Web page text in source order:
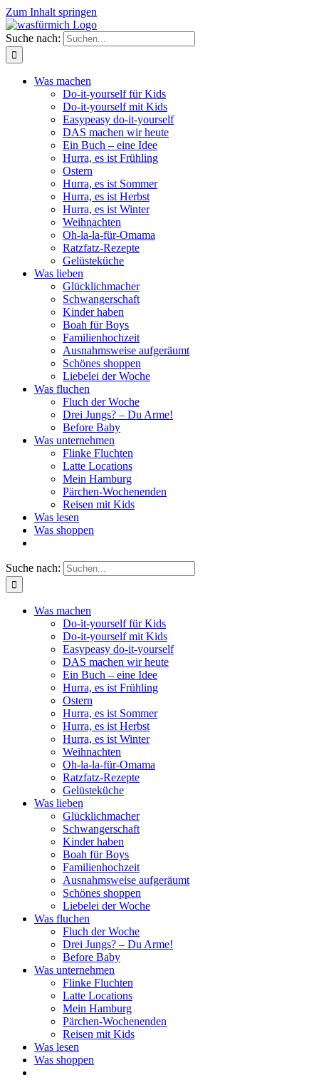
Zum Inhalt springen
Suche nach:
Was machen
Do-it-yourself für Kids
Do-it-yourself mit Kids
Easypeasy do-it-yourself
DAS machen wir heute
Ein Buch – eine Idee
Hurra, es ist Frühling
Ostern
Hurra, es ist Sommer
Hurra, es ist Herbst
Hurra, es ist Winter
Weihnachten
Oh-la-la-für-Omama
Ratzfatz-Rezepte
Gelüsteküche
Was lieben
Glücklichmacher
Schwangerschaft
Kinder haben
Boah für Boys
Familienhochzeit
Ausnahmsweise aufgeräumt
Schönes shoppen
Liebelei der Woche
Was fluchen
Fluch der Woche
Drei Jungs? – Du Arme!
Before Baby
Was unternehmen
Flinke Fluchten
Latte Locations
Mein Hamburg
Pärchen-Wochenenden
Reisen mit Kids
Was lesen
Was shoppen
Suche nach:
Was machen
Do-it-yourself für Kids
Do-it-yourself mit Kids
Easypeasy do-it-yourself
DAS machen wir heute
Ein Buch – eine Idee
Hurra, es ist Frühling
Ostern
Hurra, es ist Sommer
Hurra, es ist Herbst
Hurra, es ist Winter
Weihnachten
Oh-la-la-für-Omama
Ratzfatz-Rezepte
Gelüsteküche
Was lieben
Glücklichmacher
Schwangerschaft
Kinder haben
Boah für Boys
Familienhochzeit
Ausnahmsweise aufgeräumt
Schönes shoppen
Liebelei der Woche
Was fluchen
Fluch der Woche
Drei Jungs? – Du Arme!
Before Baby
Was unternehmen
Flinke Fluchten
Latte Locations
Mein Hamburg
Pärchen-Wochenenden
Reisen mit Kids
Was lesen
Was shoppen